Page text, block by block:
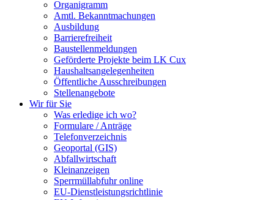
Organigramm
Amtl. Bekanntmachungen
Ausbildung
Barrierefreiheit
Baustellenmeldungen
Geförderte Projekte beim LK Cux
Haushaltsangelegenheiten
Öffentliche Ausschreibungen
Stellenangebote
Wir für Sie
Was erledige ich wo?
Formulare / Anträge
Telefonverzeichnis
Geoportal (GIS)
Abfallwirtschaft
Kleinanzeigen
Sperrmüllabfuhr online
EU-Dienstleistungsrichtlinie